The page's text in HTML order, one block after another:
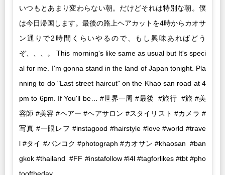
いつもとあまり変わらない朝。だけどそれは特別な朝。僕
は今日帰国します。最後の路上ヘアカットを4時からカオサ
ン通りで2時間くらいやるので、もし興味あればどう
ぞ、、、。 This morning's like same as usual but It's speci
al for me. I'm gonna stand in the land of Japan tonight. Pla
nning to do "Last street haircut" on the Khao san road at 4
pm to 6pm. If You'll be… #世界一周 #最後 #旅行 #旅 #美
容師 #美容 #ヘアー #ヘアサロン #スタイリスト #カメラ #
写真 #一眼レフ #instagood #hairstyle #love #world #trave
l #タイ #バンコク #photograph #カオサン #khaosan #ban
gkok #thailand #FF #instafollow #l4l #tagforlikes #tbt #pho